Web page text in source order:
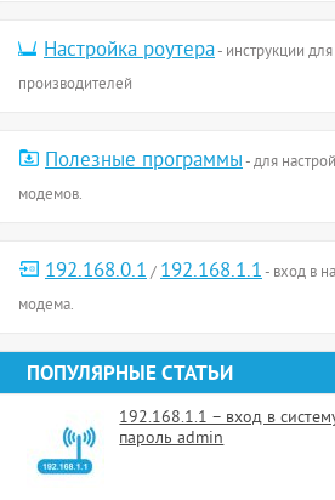
Настройка роутера- инструкции
производителей
Полезные программы- для
модемов.
192.168.0.1/192.168.1.1- вход в
модема.
ПОПУЛЯРНЫЕ СТАТЬИ
192.168.1.1 – вход в
пароль admin